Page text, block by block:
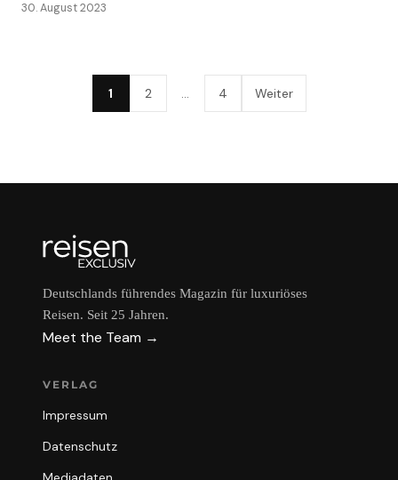
30. August 2023
1 2 4 Weiter
Deutschlands führendes Magazin für luxuriöses
Reisen. Seit 25 Jahren.
Meet the Team →
VERLAG
Impressum
Datenschutz